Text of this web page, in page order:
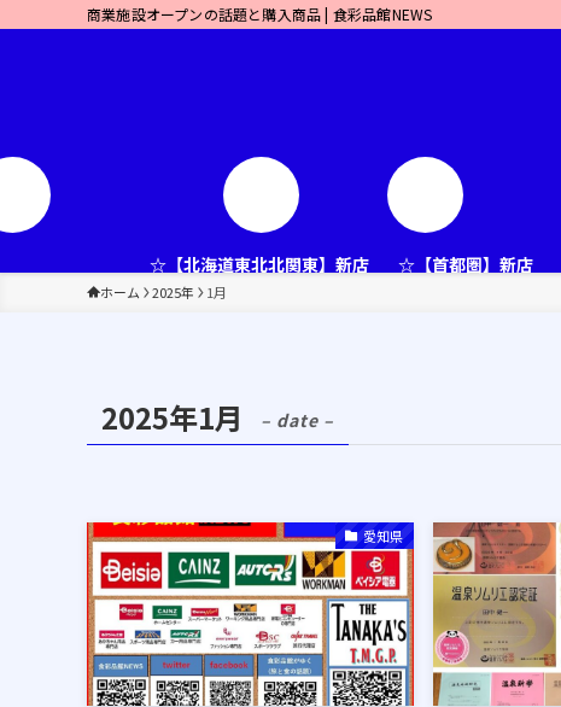
商業施設オープンの話題と購入商品 | 食彩品館NEWS
☆【北海道東北北関東】新店 ☆【首都圏】新店
ホーム 2025年 1月
2025年1月 – date –
愛知県